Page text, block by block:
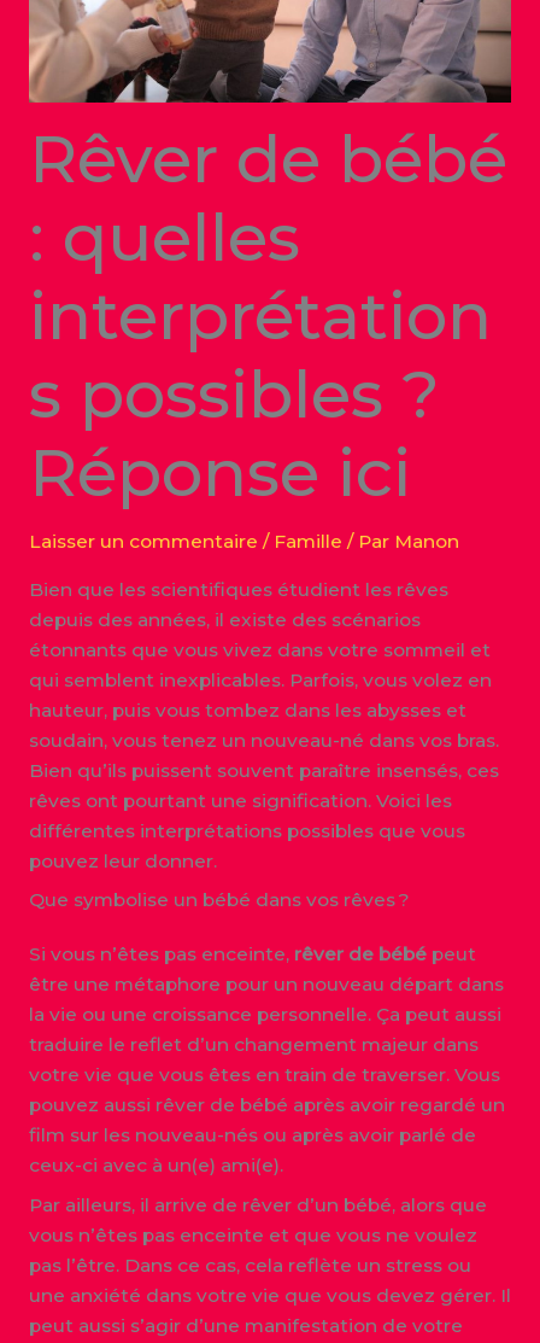
Rêver de bébé
: quelles
interprétation
s possibles ?
Réponse ici
Laisser un commentaire / Famille / Par Manon
Bien que les scientifiques étudient les rêves
depuis des années, il existe des scénarios
étonnants que vous vivez dans votre sommeil et
qui semblent inexplicables. Parfois, vous volez en
hauteur, puis vous tombez dans les abysses et
soudain, vous tenez un nouveau-né dans vos bras.
Bien qu’ils puissent souvent paraître insensés, ces
rêves ont pourtant une signification. Voici les
différentes interprétations possibles que vous
pouvez leur donner.
Que symbolise un bébé dans vos rêves ?
Si vous n’êtes pas enceinte, rêver de bébépeut
être une métaphore pour un nouveau départ dans
la vie ou une croissance personnelle. Ça peut aussi
traduire le reflet d’un changement majeur dans
votre vie que vous êtes en train de traverser. Vous
pouvez aussi rêver de bébé après avoir regardé un
film sur les nouveau-nés ou après avoir parlé de
ceux-ci avec à un(e) ami(e).
Par ailleurs, il arrive de rêver d’un bébé, alors que
vous n’êtes pas enceinte et que vous ne voulez
pas l’être. Dans ce cas, cela reflète un stress ou
une anxiété dans votre vie que vous devez gérer. Il
peut aussi s’agir d’une manifestation de votre